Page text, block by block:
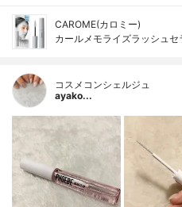
CAROME(カロミー)
カールメモライズラッシュセ
コスメコンシェルジュ
ayako...